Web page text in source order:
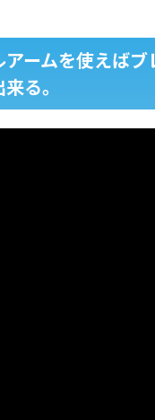
ームを使えば
る。